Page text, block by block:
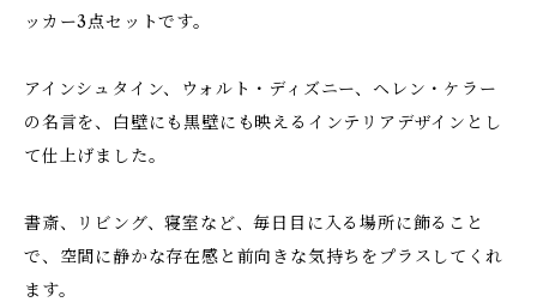
ッカー3点セットです。
アインシュタイン、ウォルト・ディズニー、ヘレン・ケラー
の名言を、白壁にも黒壁にも映えるインテリアデザインとし
て仕上げました。
書斎、リビング、寝室など、毎日目に入る場所に飾ること
で、空間に静かな存在感と前向きな気持ちをプラスしてくれ
ます。